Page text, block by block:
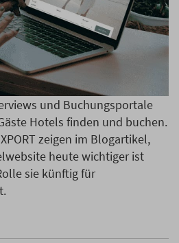
und Buchungsportale
Hotels finden und buchen.
zeigen im Blogartikel,
heute wichtiger ist
sie künftig für